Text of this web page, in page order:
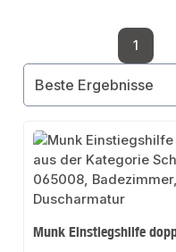
Seite
1
Munk Einstiegshilfe